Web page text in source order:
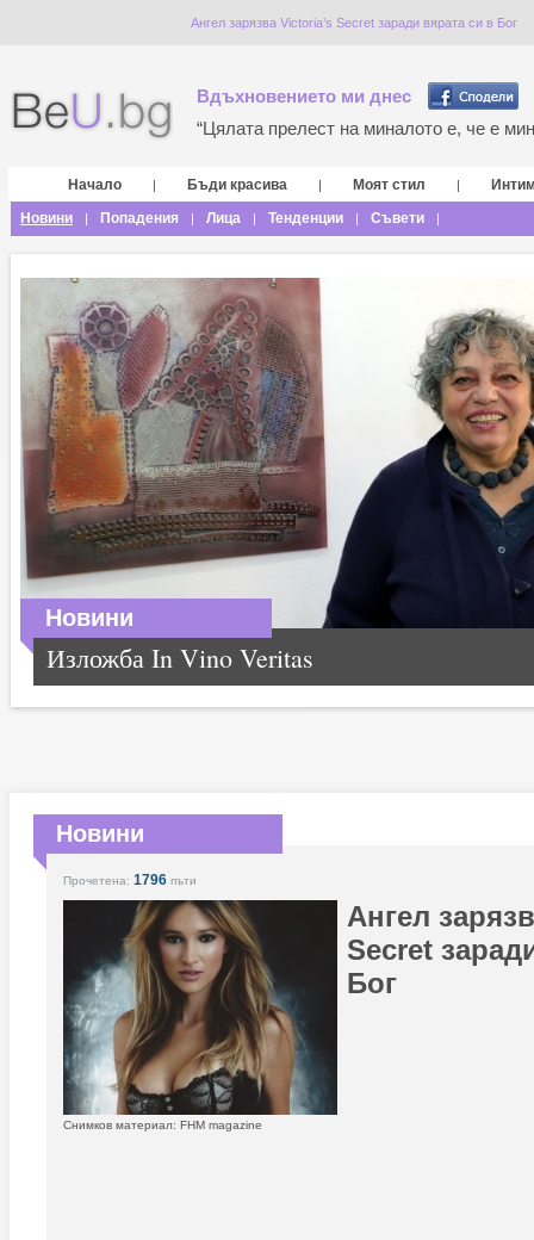
Ангел зарязва Victoria’s Secret заради вярата си в Бог
Вдъхновението ми днес
“Цялата прелест на миналото е, че е
Начало | Бъди красива | Моят стил |
Новини
| Попадения | Лица | Тенденции | Съвети |
Новини
Изложба In Vino Veritas
Новини
Прочетена: 1796 пъти
Ангел
Secret
Бог
Снимков материал: FHM magazine